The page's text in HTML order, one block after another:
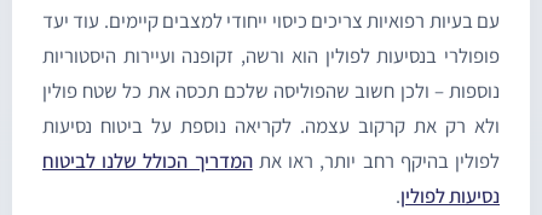
בעיות רפואיות צריכים כיסוי ייחודי למצבים קיימים. עוד יעד
בנסיעות לפולין הוא ורשה, זקופנה ועיירות היסטוריות
– ולכן חשוב שהפוליסה שלכם תכסה את כל שטח פולין
רק את קרקוב עצמה. לקריאה נוספת על ביטוח נסיעות
בהיקף רחב יותר, ראו אתהמדריך הכולל שלנו לביטוח
לפולין.